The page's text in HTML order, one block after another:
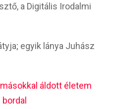
a Digitális Irodalmi
egyik lánya Juhász
áldott életem